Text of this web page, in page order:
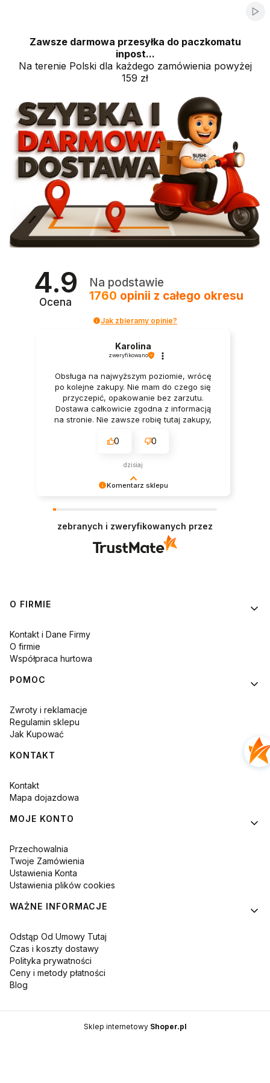
Zawsze darmowa przesyłka do paczkomatu
inpost...
Na terenie Polski dla każdego zamówienia powyżej
159 zł
4.9
Ocena
Na podstawie
1760 opinii z całego okresu
Jak zbieramy opinie?
Komentarz sklepu
Karolina
zweryfikowano
Obsługa na najwyższym poziomie, wrócę
po kolejne zakupy. Nie mam do czego się
przyczepić, opakowanie bez zarzutu.
Dostawa całkowicie zgodna z informacją
na stronie. Nie zawsze robię tutaj zakupy,
zadowolona.
0 0
dzisiaj
zebranych i zweryfikowanych przez
Linki w stopce
O FIRMIE
Kontakt i Dane Firmy
O firmie
Współpraca hurtowa
POMOC
Zwroty i reklamacje
Regulamin sklepu
Jak Kupować
KONTAKT
Kontakt
Mapa dojazdowa
MOJE KONTO
Przechowalnia
Twoje Zamówienia
Ustawienia Konta
Ustawienia plików cookies
WAŻNE INFORMACJE
Odstąp Od Umowy Tutaj
Czas i koszty dostawy
Polityka prywatności
Ceny i metody płatności
Blog
Sklep internetowy Shoper.pl